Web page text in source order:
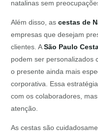
natalinas sem
Além disso, ascestas de
empresas que desejam
clientes. ASão Paulo
podem ser personalizados
o presente ainda mais
corporativa. Essa
com os colaboradores,
atenção.
As cestas são